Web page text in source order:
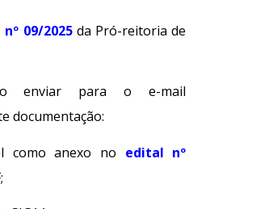
09/2025da Pró-reitoria de
enviar para o e-mail
documentação:
como anexo no edital nº